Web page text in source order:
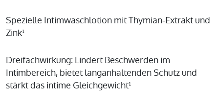
Spezielle Intimwaschlotion mit Thymian-Extrakt und
Zink¹
Dreifachwirkung: Lindert Beschwerden im
Intimbereich, bietet langanhaltenden Schutz und
stärkt das intime Gleichgewicht¹